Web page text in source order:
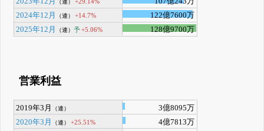
（連）
2024年12月
（連） +14.7%
122億7600万
2025年12月
（連）予+5.06% 128億9700万
営業利益
2019年3月 （連）
3億8095万
2020年3月
（連） +25.51%
4億7813万